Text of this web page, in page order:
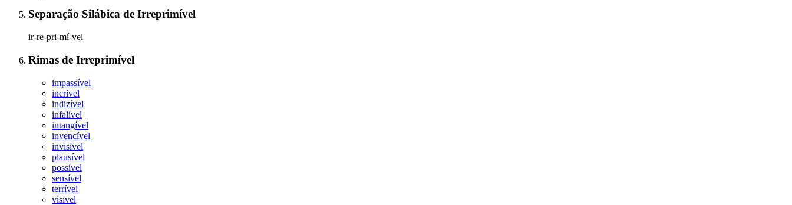
Separação Silábica de Irreprimível
ir-re-pri-mí-vel
Rimas de Irreprimível
impassível
incrível
indizível
infalível
intangível
invencível
invisível
plausível
possível
sensível
terrível
visível